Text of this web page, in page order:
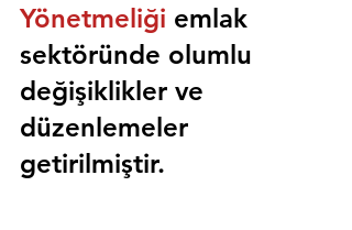
Yönetmeliği emlak
sektöründe olumlu
değişiklikler ve
düzenlemeler
getirilmiştir.